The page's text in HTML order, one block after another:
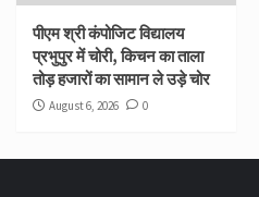
पीएम श्री कंपोजिट विद्यालय
प्रभुपुर में चोरी, किचन का ताला
तोड़ हजारों का सामान ले उड़े चोर
August 6, 2026 0